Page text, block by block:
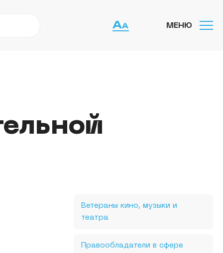
МЕНЮ
Ветераны кино, музыки и
театра
Правообладатели в сфере